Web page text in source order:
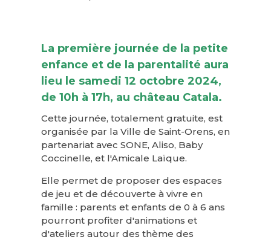
La première journée de la petite
enfance et de la parentalité aura
lieu le samedi 12 octobre 2024,
de 10h à 17h, au château Catala.
Cette journée, totalement gratuite, est
organisée par la Ville de Saint-Orens, en
partenariat avec SONE, Aliso, Baby
Coccinelle, et l'Amicale Laïque.
Elle permet de proposer des espaces
de jeu et de découverte à vivre en
famille : parents et enfants de 0 à 6 ans
pourront profiter d'animations et
d'ateliers autour des thème des